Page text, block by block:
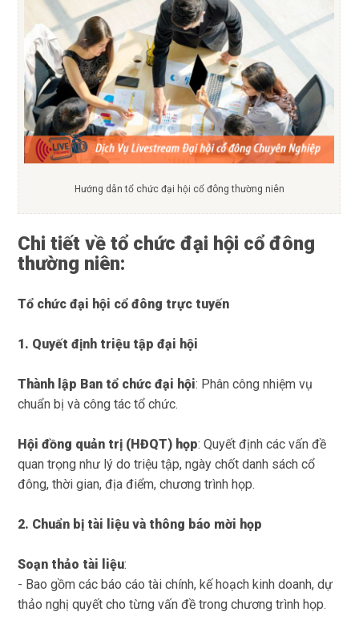
Hướng dẫn tổ chức đại hội cổ đông thường niên
Chi tiết về tổ chức đại hội cổ đông
thường niên:
Tổ chức đại hội cổ đông trực tuyến
1. Quyết định triệu tập đại hội
Thành lập Ban tổ chức đại hội: Phân công nhiệm vụ
chuẩn bị và công tác tổ chức.
Hội đồng quản trị (HĐQT) họp:Quyết định các vấn đề
quan trọng như lý do triệu tập, ngày chốt danh sách cổ
đông, thời gian, địa điểm, chương trình họp.
2. Chuẩn bị tài liệu và thông báo mời họp
Soạn thảo tài liệu:
- Bao gồm các báo cáo tài chính, kế hoạch kinh doanh, dự
thảo nghị quyết cho từng vấn đề trong chương trình họp.